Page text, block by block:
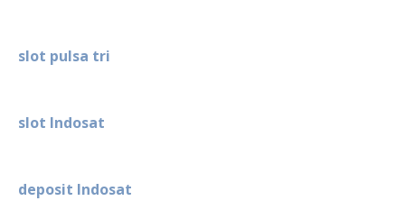
slot pulsa tri
slot Indosat
deposit Indosat